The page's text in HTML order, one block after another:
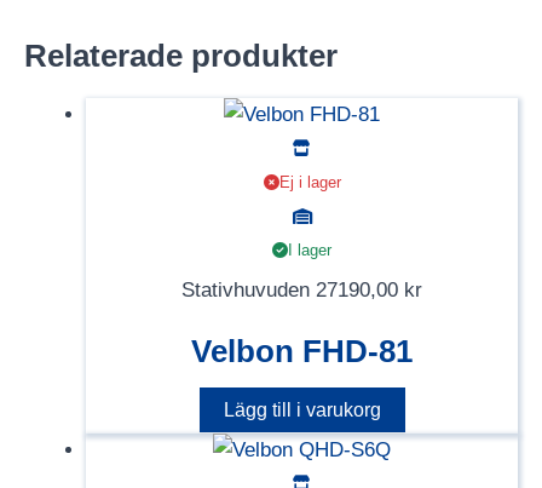
Relaterade produkter
Ej i lager
I lager
Stativhuvuden 27190,00 kr
Velbon FHD-81
Lägg till i varukorg